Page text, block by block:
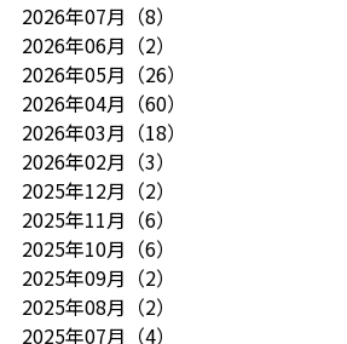
2026年07月 （8）
2026年06月 （2）
2026年05月 （26）
2026年04月 （60）
2026年03月 （18）
2026年02月 （3）
2025年12月 （2）
2025年11月 （6）
2025年10月 （6）
2025年09月 （2）
2025年08月 （2）
2025年07月 （4）